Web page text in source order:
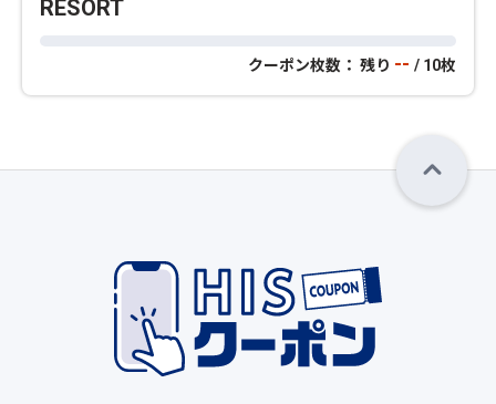
RESORT
クーポン枚数： 残り -- / 10枚